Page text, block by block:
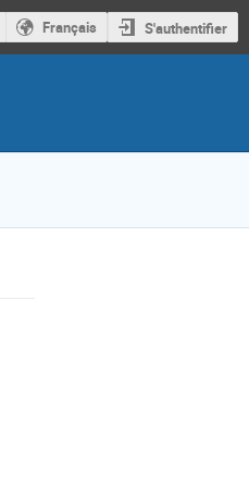
Français S'authentifier